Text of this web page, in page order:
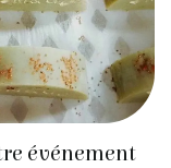
événement